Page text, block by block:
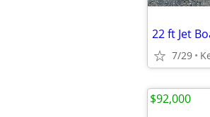
22 ft Jet
7/29
$92,000